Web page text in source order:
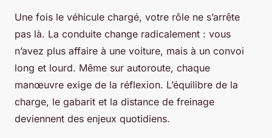
Une fois le véhicule chargé, votre rôle ne s’arrête
pas là. La conduite change radicalement : vous
n’avez plus affaire à une voiture, mais à un convoi
long et lourd. Même sur autoroute, chaque
manœuvre exige de la réflexion. L’équilibre de la
charge, le gabarit et la distance de freinage
deviennent des enjeux quotidiens.